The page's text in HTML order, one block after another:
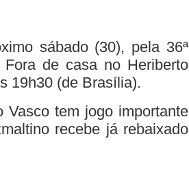
sábado (30), pela 36ª
de casa no Heriberto
19h30 (de Brasília).
tem jogo importante
recebe já rebaixado